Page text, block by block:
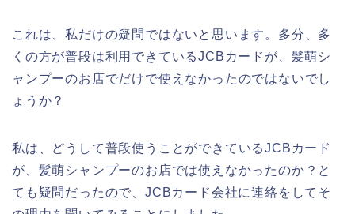
これは、私だけの疑問ではないと思います。多分、多
くの方が普段は利用できているJCBカードが、髪萌シ
ャンプーのお店でだけで使えなかったのではないでし
ょうか？
私は、どうして普段使うことができているJCBカード
が、髪萌シャンプーのお店では使えなかったのか？と
ても疑問だったので、JCBカード会社に連絡をしてそ